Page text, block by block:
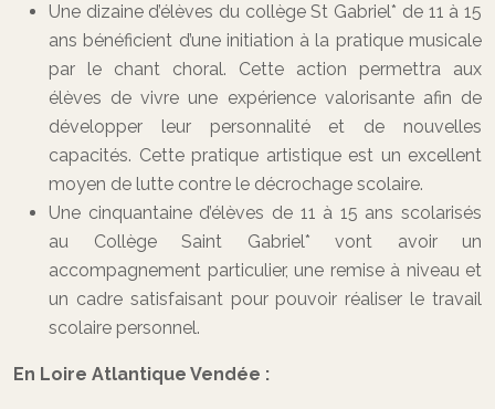
Une dizaine d’élèves du collège St Gabriel* de 11 à 15
ans bénéficient d’une initiation à la pratique musicale
par le chant choral. Cette action permettra aux
élèves de vivre une expérience valorisante afin de
développer leur personnalité et de nouvelles
capacités. Cette pratique artistique est un excellent
moyen de lutte contre le décrochage scolaire.
Une cinquantaine d’élèves de 11 à 15 ans scolarisés
au Collège Saint Gabriel* vont avoir un
accompagnement particulier, une remise à niveau et
un cadre satisfaisant pour pouvoir réaliser le travail
scolaire personnel.
En Loire Atlantique Vendée :